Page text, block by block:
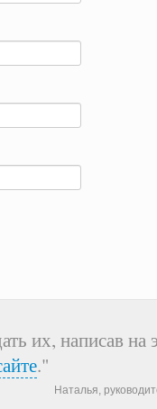
их, написав на
."
Наталья,